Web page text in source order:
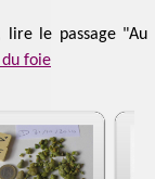
lire le passage "Au
du foie